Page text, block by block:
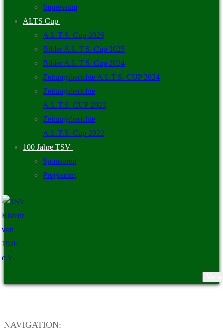
Impressum
ALTS Cup
A.L.T.S. Cup 2026
Bilder A.L.T.S. Cup 2025
Bilder A.L.T.S. Cup 2024
Zeitungsberichte A.L.T.S. CUP 2024
Zeitungsberichte
A.L.T.S. CUP 2023
Zeitungsberichte
A.L.T.S. Cup 2022
100 Jahre TSV
Sponsoren
Programm
NAVIGATION: